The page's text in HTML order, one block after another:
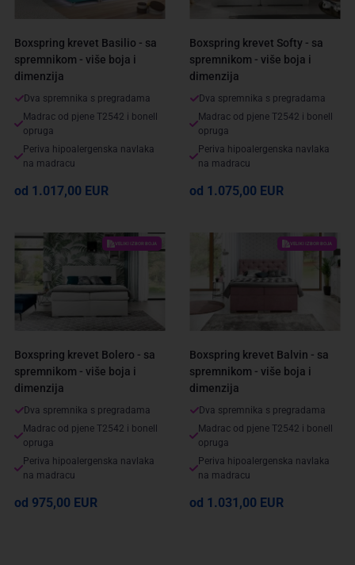
Boxspring krevet Basilio - sa
spremnikom - više boja i
dimenzija
Dva spremnika s pregradama
Madrac od pjene T2542 i bonell
opruga
Periva hipoalergenska navlaka
na madracu
od 1.017,00 EUR
Boxspring krevet Softy - sa
spremnikom - više boja i
dimenzija
Dva spremnika s pregradama
Madrac od pjene T2542 i bonell
opruga
Periva hipoalergenska navlaka
na madracu
od 1.075,00 EUR
VELIKI IZBOR BOJA
Boxspring krevet Bolero - sa
spremnikom - više boja i
dimenzija
Dva spremnika s pregradama
Madrac od pjene T2542 i bonell
opruga
Periva hipoalergenska navlaka
na madracu
od 975,00 EUR
VELIKI IZBOR BOJA
Boxspring krevet Balvin - sa
spremnikom - više boja i
dimenzija
Dva spremnika s pregradama
Madrac od pjene T2542 i bonell
opruga
Periva hipoalergenska navlaka
na madracu
od 1.031,00 EUR